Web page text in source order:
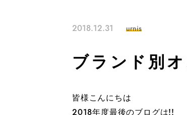
2018.12.31 urnis
ブランド別
皆様こんにちは
2018年度最後のブログは!!